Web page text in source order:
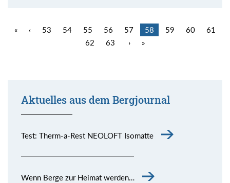
« ‹ 53 54 55 56 57 58 59 60
61
62
63 › »
Aktuelles aus dem Bergjournal
Test: Therm-a-Rest NEOLOFT Isomatte
Wenn Berge zur Heimat werden…